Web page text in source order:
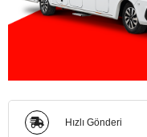
Hızlı Gönderi